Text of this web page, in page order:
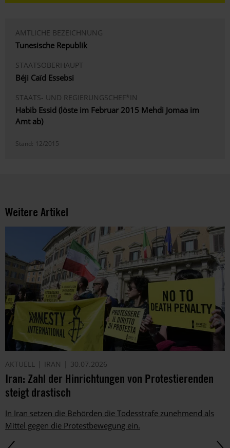
AMTLICHE BEZEICHNUNG
Tunesische Republik
STAATSOBERHAUPT
Béji Caïd Essebsi
STAATS- UND REGIERUNGSCHEF*IN
Habib Essid (löste im Februar 2015 Mehdi Jomaa im
Amt ab)
Stand: 12/2015
Weitere Artikel
AKTUELL IRAN 30.07.2026
Iran: Zahl der Hinrichtungen von Protestierenden
steigt drastisch
In Iran setzen die Behörden die Todesstrafe zunehmend als
Mittel gegen die Protestbewegung ein.